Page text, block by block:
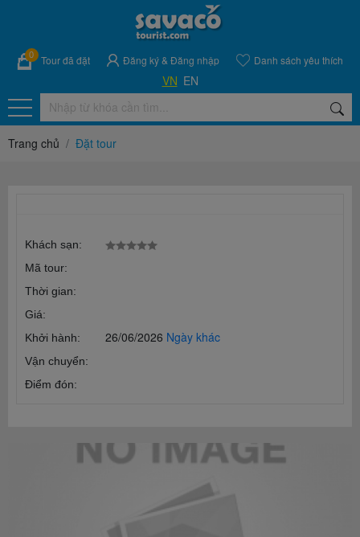
0 Tour đã đặt Đăng ký& Đăng nhập Danh sách yêu thích
VN EN
Trang chủ Đặt tour
Khách sạn:
Mã tour:
Thời gian:
Giá:
Khởi hành:
26/06/2026 Ngày khác
Vận chuyển:
Điểm đón: